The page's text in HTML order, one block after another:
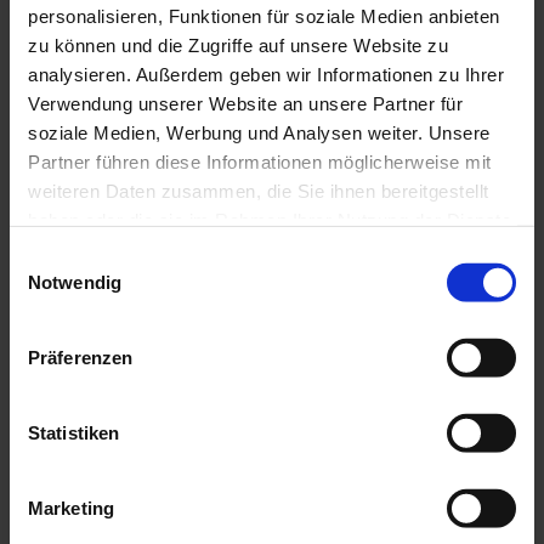
personalisieren, Funktionen für soziale Medien anbieten
zu können und die Zugriffe auf unsere Website zu
analysieren. Außerdem geben wir Informationen zu Ihrer
Verwendung unserer Website an unsere Partner für
soziale Medien, Werbung und Analysen weiter. Unsere
Partner führen diese Informationen möglicherweise mit
weiteren Daten zusammen, die Sie ihnen bereitgestellt
Notwendig
Präferenzen
Statistiken
Marketing
Das könnte dir auch gefallen?
Stuhl Sowa